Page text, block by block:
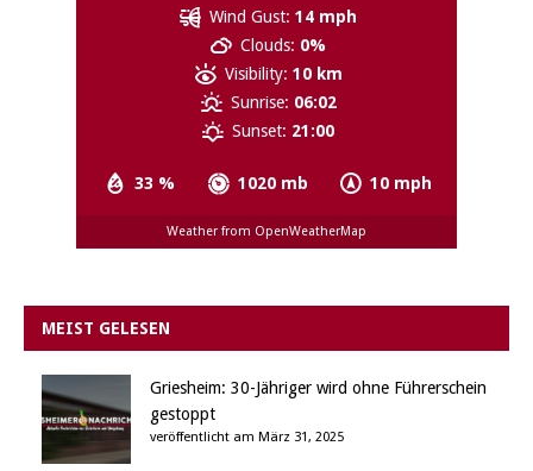
33 % 1020 mb 10 mph
Wind Gust: 14 mph
Clouds: 0%
Visibility: 10 km
Sunrise: 06:02
Sunset: 21:00
Weather from OpenWeatherMap
MEIST GELESEN
Griesheim: 30-Jähriger wird ohne Führerschein
gestoppt
veröffentlicht am März 31, 2025